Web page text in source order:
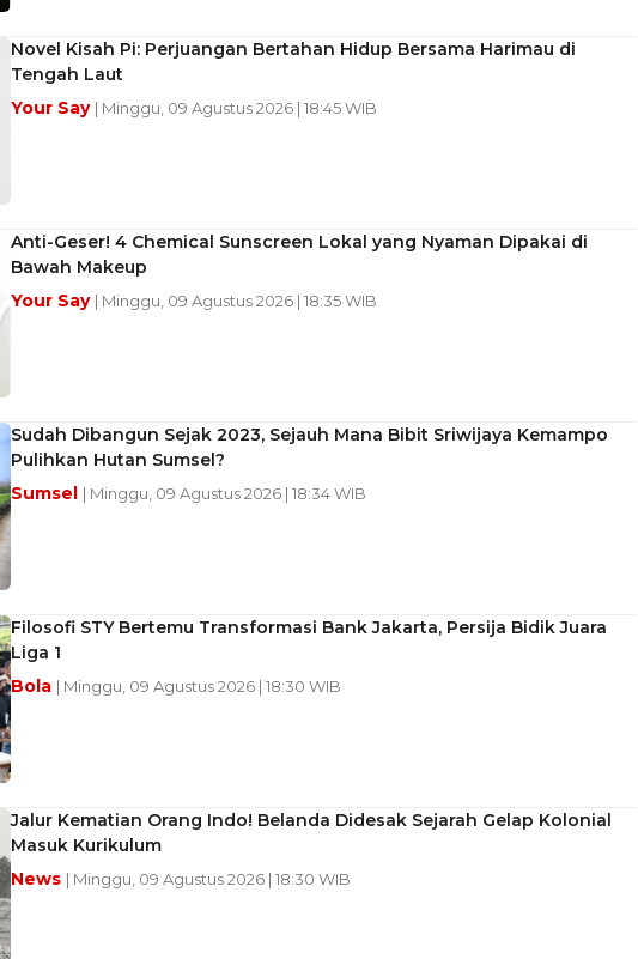
Novel Kisah Pi: Perjuangan Bertahan Hidup Bersama Harimau di
Tengah Laut
Your Say | Minggu, 09 Agustus 2026 | 18:45 WIB
Anti-Geser! 4 Chemical Sunscreen Lokal yang Nyaman Dipakai di
Bawah Makeup
Your Say | Minggu, 09 Agustus 2026 | 18:35 WIB
Sudah Dibangun Sejak 2023, Sejauh Mana Bibit Sriwijaya Kemampo
Pulihkan Hutan Sumsel?
Sumsel | Minggu, 09 Agustus 2026 | 18:34 WIB
Filosofi STY Bertemu Transformasi Bank Jakarta, Persija Bidik Juara
Liga 1
Bola | Minggu, 09 Agustus 2026 | 18:30 WIB
Jalur Kematian Orang Indo! Belanda Didesak Sejarah Gelap Kolonial
Masuk Kurikulum
News | Minggu, 09 Agustus 2026 | 18:30 WIB